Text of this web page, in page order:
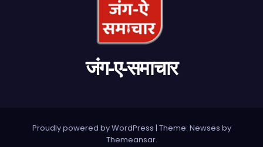
जंग-ए-समाचार
Proudly powered by WordPress | Theme: Newses by
Themeansar.